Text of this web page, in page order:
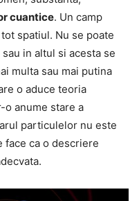
cuantice. Un camp
spatiul. Nu se poate
in altul si acesta se
multa sau mai putina
o aduce teoria
o anume stare a
particulelor nu este
face ca o descriere